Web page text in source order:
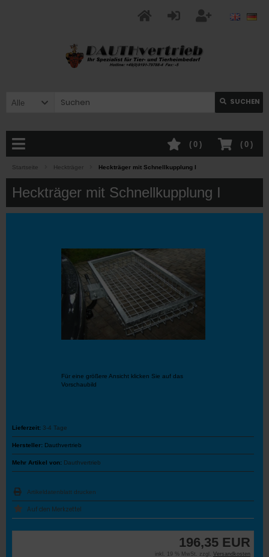
Alle SUCHEN
( 0 )
( 0 )
Startseite Heckträger Heckträger mit Schnellkupplung I
Heckträger mit Schnellkupplung I
Für eine größere Ansicht klicken Sie auf das
Vorschaubild
196,35 EUR
inkl. 19 % MwSt. zzgl. Versandkosten
Lieferzeit: 3-4 Tage
Hersteller: Dauthvertrieb
Mehr Artikel von: Dauthvertrieb
Artikeldatenblatt drucken